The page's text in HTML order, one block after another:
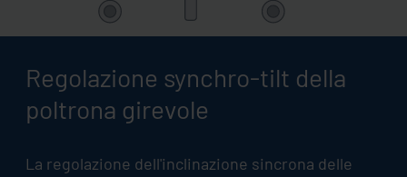
Regolazione synchro-tilt della
poltrona girevole
La regolazione dell'inclinazione sincrona delle